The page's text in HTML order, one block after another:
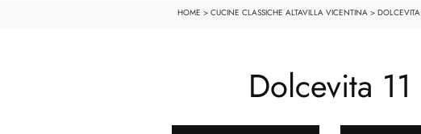
HOME > CUCINE CLASSICHE ALTAVILLA VICENTINA> DOLCEVITA
Dolcevita 11